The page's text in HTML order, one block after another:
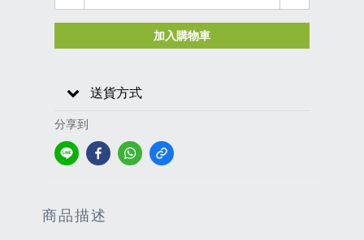
加入購物車
送貨方式
分享到
商品描述